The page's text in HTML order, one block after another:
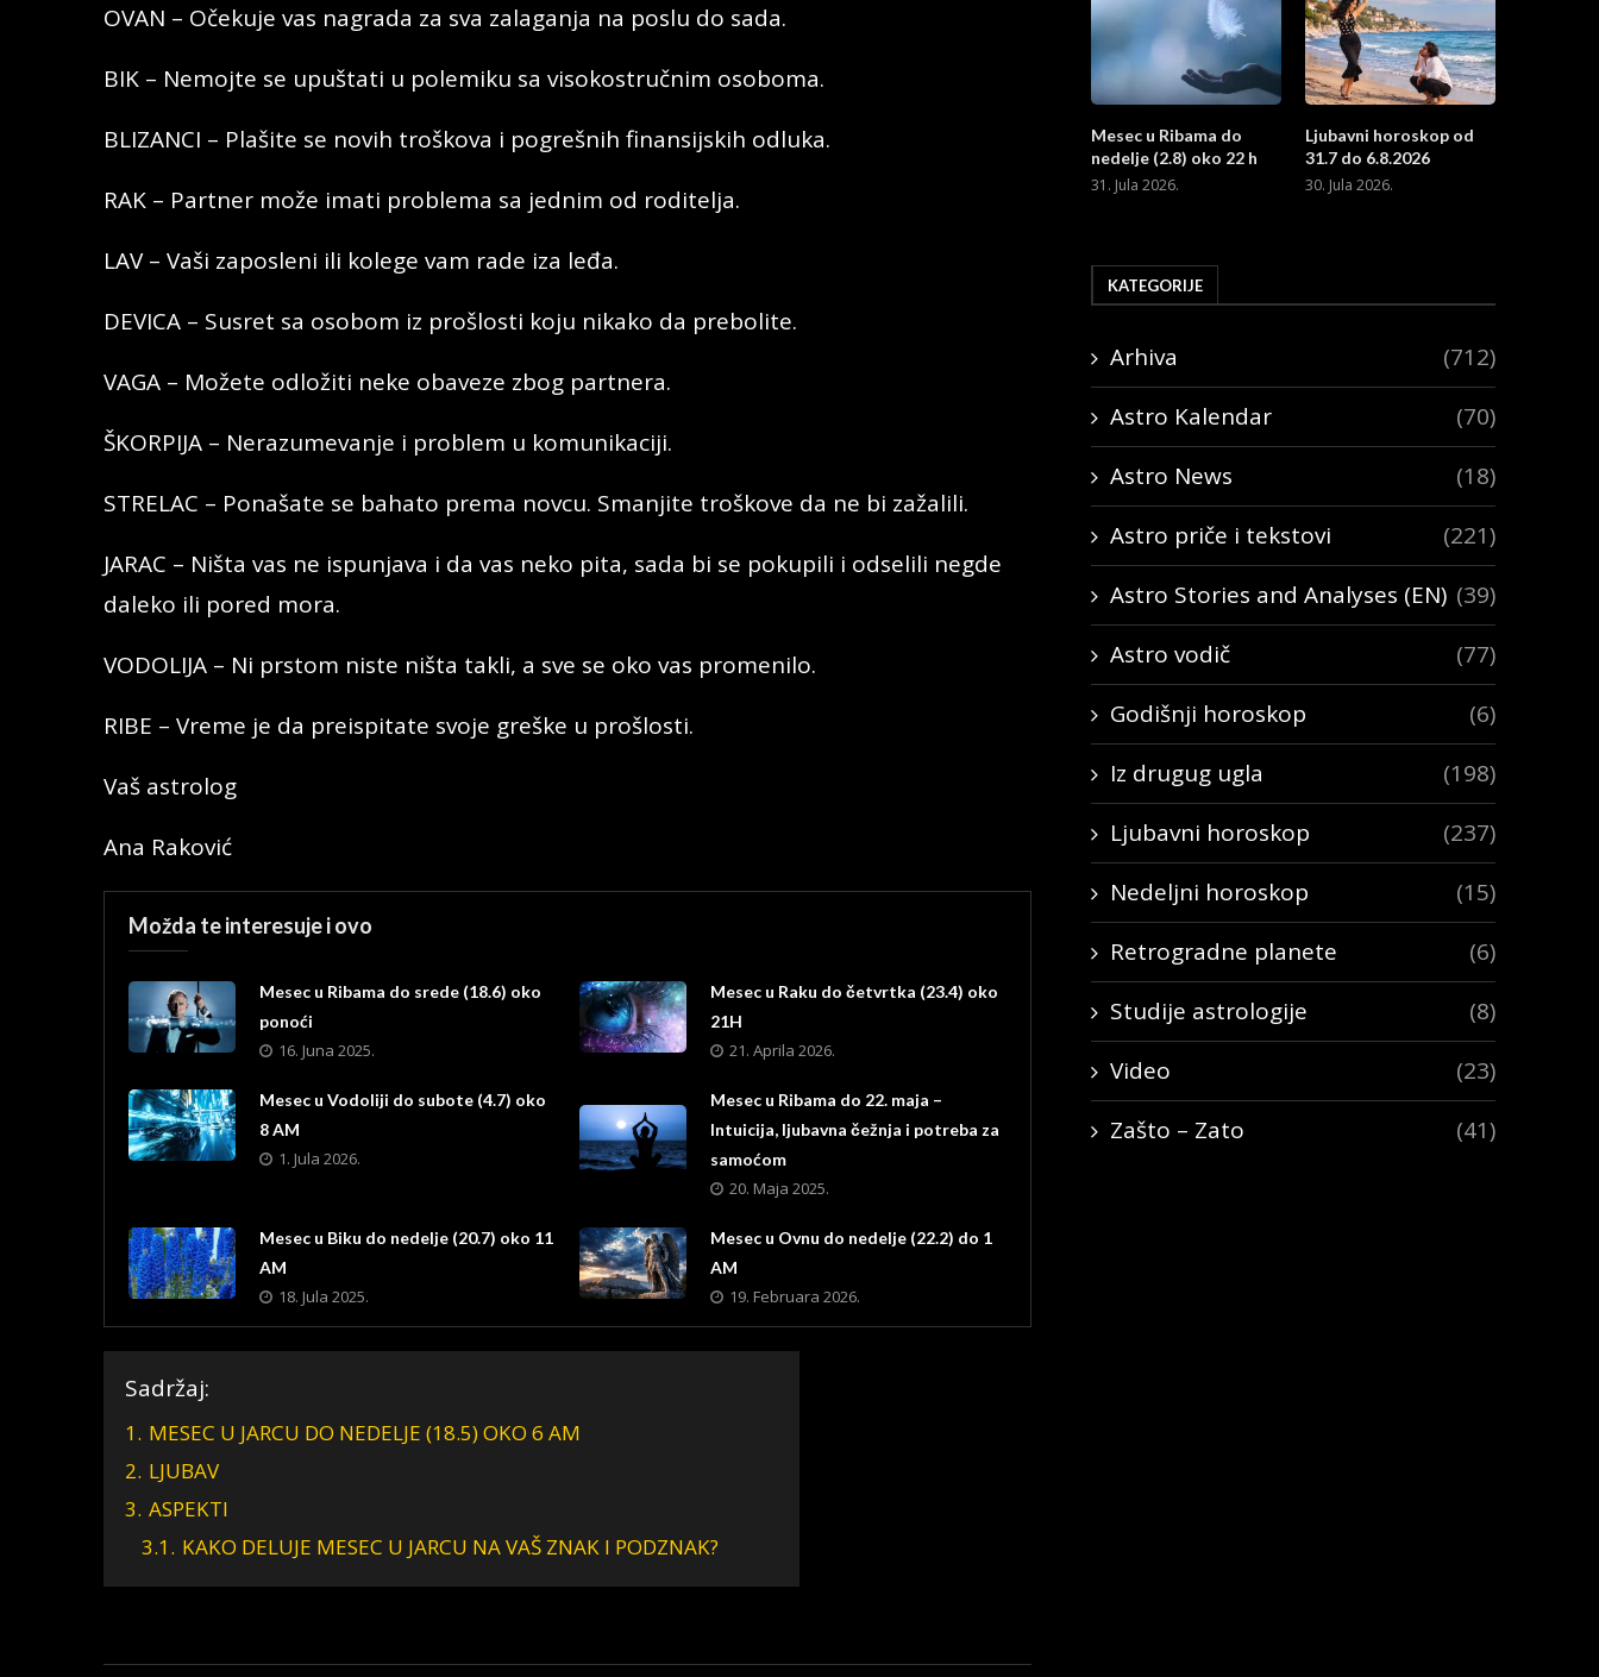
OVAN – Očekuje vas nagrada za sva zalaganja na poslu do sada.
BIK – Nemojte se upuštati u polemiku sa visokostručnim osoboma.
BLIZANCI – Plašite se novih troškova i pogrešnih finansijskih odluka.
RAK – Partner može imati problema sa jednim od roditelja.
LAV – Vaši zaposleni ili kolege vam rade iza leđa.
DEVICA – Susret sa osobom iz prošlosti koju nikako da prebolite.
VAGA – Možete odložiti neke obaveze zbog partnera.
ŠKORPIJA – Nerazumevanje i problem u komunikaciji.
STRELAC – Ponašate se bahato prema novcu. Smanjite troškove da ne bi zažalili.
JARAC – Ništa vas ne ispunjava i da vas neko pita, sada bi se pokupili i odselili negde
daleko ili pored mora.
VODOLIJA – Ni prstom niste ništa takli, a sve se oko vas promenilo.
RIBE – Vreme je da preispitate svoje greške u prošlosti.
Vaš astrolog
Ana Raković
Možda te interesuje i ovo
Mesec u Ribama do srede (18.6) oko
ponoći
16. Juna 2025.
Mesec u Raku do četvrtka (23.4) oko
21H
21. Aprila 2026.
Mesec u Vodoliji do subote (4.7) oko
8 AM
1. Jula 2026.
Mesec u Ribama do 22. maja –
Intuicija, ljubavna čežnja i potreba za
samoćom
20. Maja 2025.
Mesec u Biku do nedelje (20.7) oko 11
AM
18. Jula 2025.
Mesec u Ovnu do nedelje (22.2) do 1
AM
19. Februara 2026.
Sadržaj:
1. MESEC U JARCU DO NEDELJE (18.5) OKO 6 AM
2. LJUBAV
3. ASPEKTI
3.1. KAKO DELUJE MESEC U JARCU NA VAŠ ZNAK I PODZNAK?
Mesec u Ribama do
nedelje (2.8) oko 22 h
31. Jula 2026.
Ljubavni horoskop od
31.7 do 6.8.2026
30. Jula 2026.
KATEGORIJE
Arhiva
(712)
Astro Kalendar
(70)
Astro News
(18)
Astro priče i tekstovi
(221)
Astro Stories and Analyses (EN) (39)
Astro vodič
(77)
Godišnji horoskop
(6)
Iz drugug ugla
(198)
Ljubavni horoskop
(237)
Nedeljni horoskop
(15)
Retrogradne planete
(6)
Studije astrologije
(8)
Video
(23)
Zašto – Zato
(41)